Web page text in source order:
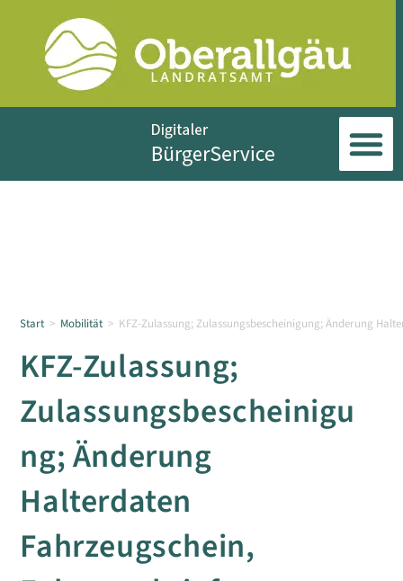
Start > Mobilität > KFZ-Zulassung; Zulassungsbescheinigung; Änderung
KFZ-Zulassung;
Zulassungsbescheinigu
ng; Änderung
Halterdaten
Fahrzeugschein,